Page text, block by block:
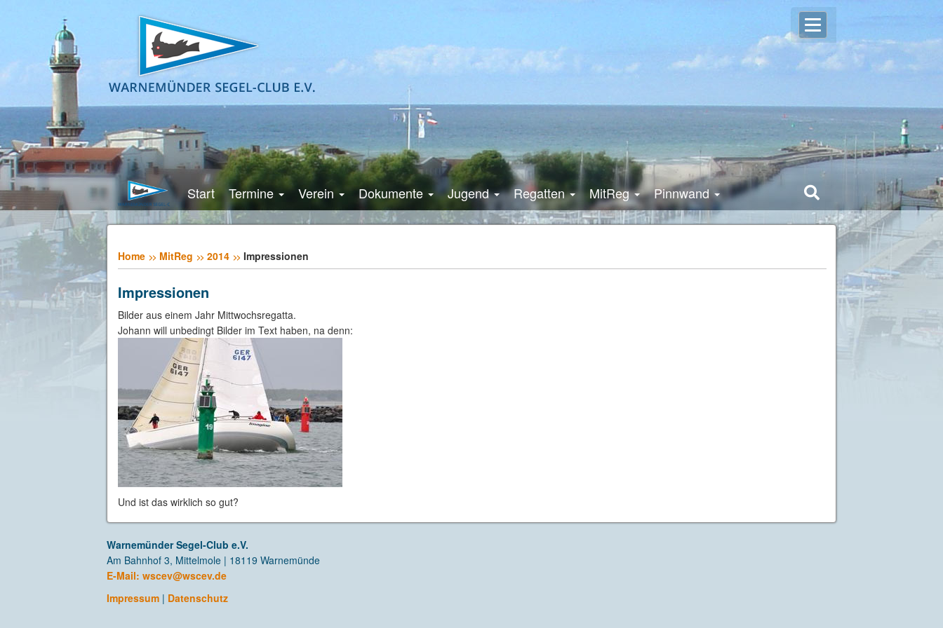
Open
user
settings
Start Termine Verein Dokumente Jugend Regatten MitReg Pinnwand
Home MitReg 2014 Impressionen
Impressionen
Bilder aus einem Jahr Mittwochsregatta.
Johann will unbedingt Bilder im Text haben, na denn:
Und ist das wirklich so gut?
Warnemünder Segel-Club e.V.
Am Bahnhof 3, Mittelmole | 18119 Warnemünde
E-Mail: wscev@wscev.de
Impressum | Datenschutz